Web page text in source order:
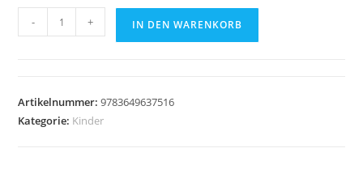
Kuckuck,
kleines
- + IN DEN WARENKORB
Artikelnummer:9783649637516
Kategorie: Kinder